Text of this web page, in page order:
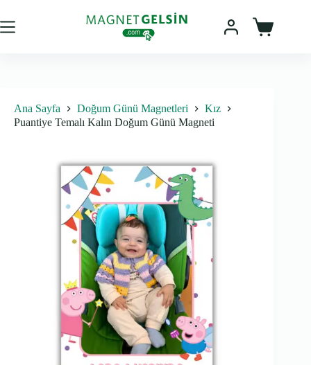
content
Sepet
Ana Sayfa Doğum Günü Magnetleri
Kız
Puantiye Temalı Kalın Doğum Günü Magneti